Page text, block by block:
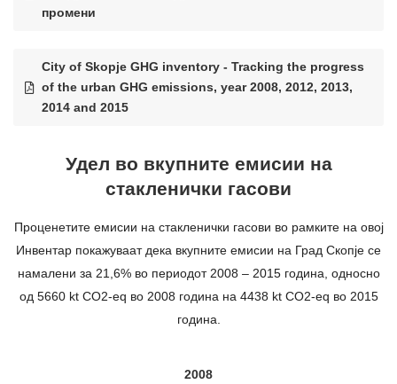
промени
City of Skopje GHG inventory - Tracking the progress
of the urban GHG emissions, year 2008, 2012, 2013,
2014 and 2015
Удел во вкупните емисии на
стакленички гасови
Проценетите емисии на стакленички гасови во рамките на овој
Инвентар покажуваат дека вкупните емисии на Град Скопје се
намалени за 21,6% во периодот 2008 – 2015 година, односно
од 5660 kt CO2-eq во 2008 година на 4438 kt CO2-eq во 2015
година.
2008